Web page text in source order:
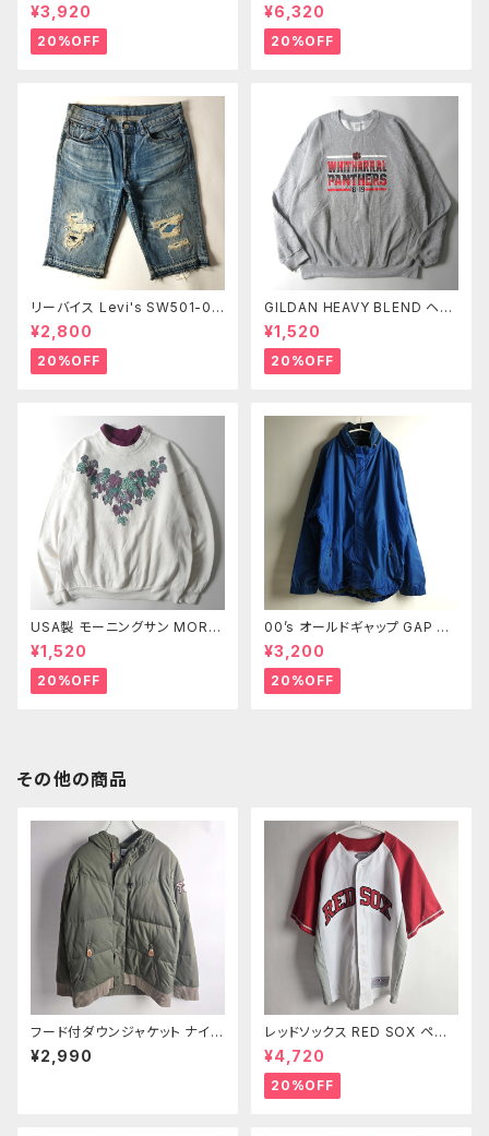
ージ加工 ボタンフライ レギュラ
ーストレート センター501タグ
赤タブ 紙パッチ W28 m0412-
2
¥3,920
20%OFF
i's 501 ボタンフライ ストレート
ジーンズ 赤タブ 紙パッチ 釦裏5
53 髭落ち W30 オールド m07
18-1
¥6,320
20%OFF
リーバイス Levi's SW501-00
43 13OZデニム ユーズドルック
ボタンフライ クラッシュ加工ハ
ーフパンツ ショーツ L レディー
ス m0723-7
¥2,800
20%OFF
GILDAN HEAVY BLEND ヘビ
ーブレンド プリントスウェットシ
ャツ トレーナー 裏起毛 WHITH
ARRAL PANTHERS アメフト X
L
¥1,520
20%OFF
USA製 モーニングサン MORNI
NG SUN PETITE 90's プリン
トスウェットシャツ トレーナー 2
枚襟 葉っぱ ブドウ M ヴィンテ
ージ
¥1,520
20%OFF
00’s オールドギャップ GAP リ
ップストップナイロンジャケット
メッシュライナー XL m0718-2
3
¥3,200
20%OFF
その他の商品
フード付ダウンジャケット ナイキ
NIKE ダウンパーカー ワッペン
付 袖ウエストリブ 防寒 アウタ
¥2,990
レッドソックス RED SOX ペド
ロイア ユニフォーム GENUINE
MERCHANDISE 14/16 m080
6-16
¥4,720
20%OFF